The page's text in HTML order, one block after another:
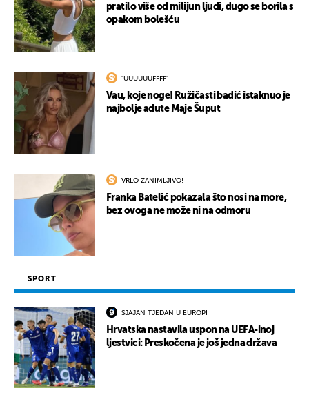
pratilo više od milijun ljudi, dugo se borila s
opakom bolešću
"UUUUUUFFFF"
Vau, koje noge! Ružičasti badić istaknuo je
najbolje adute Maje Šuput
VRLO ZANIMLJIVO!
Franka Batelić pokazala što nosi na more,
bez ovoga ne može ni na odmoru
SPORT
SJAJAN TJEDAN U EUROPI
Hrvatska nastavila uspon na UEFA-inoj
ljestvici: Preskočena je još jedna država